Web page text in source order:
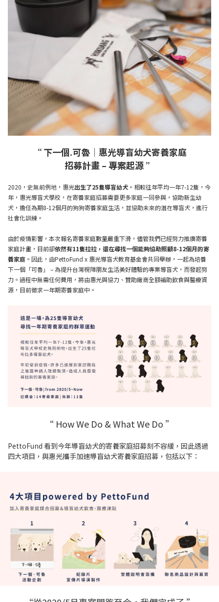
“ 下一個.可魯｜惠光導盲幼犬寄養家庭
招募計畫 – 專案起源 ”
2020，史無前例地，惠光出生了25隻導盲幼犬 。 相較往年平均一年7-12隻，今
年，惠光導盲犬學校，在寄養家庭招募需要更多家庭一同參與，協助新生幼
犬，擔任為期8-12個月的狗狗寄養家庭生活，並協助未來的潛在導盲犬，進行
社會化訓練。
由於疫情影響，本次報名寄養家庭數量嚴重下滑，儘管我們已經努力推廣寄養
家庭計畫，目前卻依然有11隻拉拉，還在尋找一個能夠協助照顧8-12個月的寄
養家庭 。因此，由PettoFund x 惠光導盲犬教育基金會共同舉辦，一起為培養
下一個「可魯」 – 為提升台灣視障朋友生活美好體驗的專業導盲犬，而發起努
力。過程中無需任何費用，將由惠光與協力、贊助廠商全額補助飲食與醫療資
源，目前徵求一年期寄養家庭中。
“ How We Do & What We Do ”
PettoFund 看到今年導盲幼犬的寄養家庭招募刻不容緩，因此透過
四大項目，與惠光攜手加速導盲幼犬寄養家庭招募，包括以下：